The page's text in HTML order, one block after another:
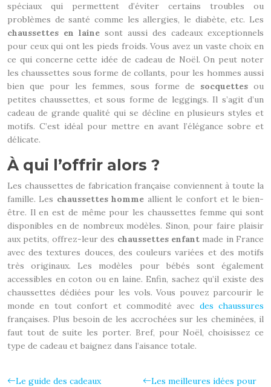
spéciaux qui permettent d’éviter certains troubles ou
problèmes de santé comme les allergies, le diabète, etc. Les
chaussettes en laine sont aussi des cadeaux exceptionnels
pour ceux qui ont les pieds froids. Vous avez un vaste choix en
ce qui concerne cette idée de cadeau de Noël. On peut noter
les chaussettes sous forme de collants, pour les hommes aussi
bien que pour les femmes, sous forme de socquettes ou
petites chaussettes, et sous forme de leggings. Il s’agit d’un
cadeau de grande qualité qui se décline en plusieurs styles et
motifs. C’est idéal pour mettre en avant l’élégance sobre et
délicate.
À qui l’offrir alors ?
Les chaussettes de fabrication française conviennent à toute la
famille. Les chaussettes homme allient le confort et le bien-
être. Il en est de même pour les chaussettes femme qui sont
disponibles en de nombreux modèles. Sinon, pour faire plaisir
aux petits, offrez-leur des chaussettes enfantmade in France
avec des textures douces, des couleurs variées et des motifs
très originaux. Les modèles pour bébés sont également
accessibles en coton ou en laine. Enfin, sachez qu’il existe des
chaussettes dédiées pour les vols. Vous pouvez parcourir le
monde en tout confort et commodité avec des chaussures
françaises. Plus besoin de les accrochées sur les cheminées, il
faut tout de suite les porter. Bref, pour Noël, choisissez ce
type de cadeau et baignez dans l’aisance totale.
Le guide des cadeaux
Les meilleures idées pour